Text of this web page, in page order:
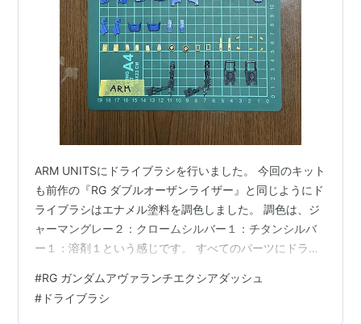
ARM UNITSにドライブラシを行いました。 今回のキット
も前作の『RG ダブルオーザンライザー』と同じようにド
ライブラシはエナメル塗料を調色しました。 調色は、ジ
ャーマングレー２：クロームシルバー１：チタンシルバ
ー１：溶剤１という感じです。 すべてのパーツにドライ
そうでしたが、塗装棒が足りずに２回に分けてドライブ
ラシしました。 ウェザリング ドライブラシ３ ARM
#RG ガンダムアヴァランチエクシアダッシュ
# ドライブラシ